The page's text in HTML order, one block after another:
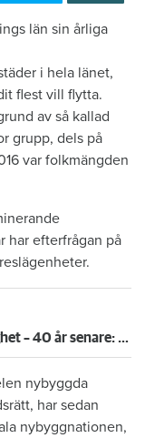
län sin årliga
i hela länet,
flest vill flytta.
av så kallad
grupp, dels på
var folkmängden
har efterfrågan på
Kompisdealen blev verklighet – 40 år senare: "Flera fina fördelar med att dela bostad"
nybyggda
har sedan
nybyggnationen,